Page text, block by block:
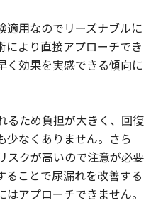
適用なのでリーズナブルに
により直接アプローチでき
く効果を実感できる傾向に
るため負担が大きく、回復
少なくありません。さら
スクが高いので注意が必要
ることで尿漏れを改善する
アプローチできません。